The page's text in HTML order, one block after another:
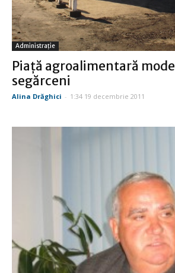
Administraţie
Piaţă agroalimentară
segărceni
Alina Drăghici - 1:34 19 decembrie 2011